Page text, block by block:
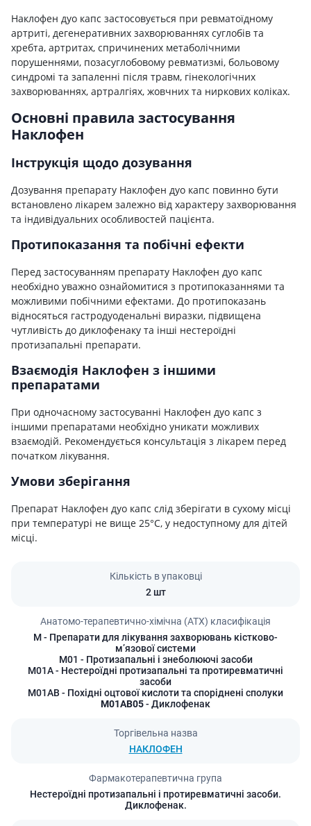
Наклофен дуо капс застосовується при ревматоїдному
артриті, дегенеративних захворюваннях суглобів та
хребта, артритах, спричинених метаболічними
порушеннями, позасуглобовому ревматизмі, больовому
синдромі та запаленні після травм, гінекологічних
захворюваннях, артралгіях, жовчних та ниркових коліках.
Основні правила застосування
Наклофен
Інструкція щодо дозування
Дозування препарату Наклофен дуо капс повинно бути
встановлено лікарем залежно від характеру захворювання
та індивідуальних особливостей пацієнта.
Протипоказання та побічні ефекти
Перед застосуванням препарату Наклофен дуо капс
необхідно уважно ознайомитися з протипоказаннями та
можливими побічними ефектами. До протипоказань
відносяться гастродуоденальні виразки, підвищена
чутливість до диклофенаку та інші нестероїдні
протизапальні препарати.
Взаємодія Наклофен з іншими
препаратами
При одночасному застосуванні Наклофен дуо капс з
іншими препаратами необхідно уникати можливих
взаємодій. Рекомендується консультація з лікарем перед
початком лікування.
Умови зберігання
Препарат Наклофен дуо капс слід зберігати в сухому місці
при температурі не вище 25°C, у недоступному для дітей
місці.
Кількість в упаковці
2 шт
Анатомо-терапевтично-хімічна (АТХ) класифікація
M- Препарати для лікування захворювань кістково-
мʼязової системи
M01 - Протизапальні і знеболюючі засоби
M01A- Нестероїдні протизапальні та протиревматичні
засоби
M01AB - Похідні оцтової кислоти та споріднені сполуки
M01AB05- Диклофенак
Торгівельна назва
НАКЛОФЕН
Фармакотерапевтична група
Нестероїдні протизапальні і протиревматичні засоби.
Диклофенак.